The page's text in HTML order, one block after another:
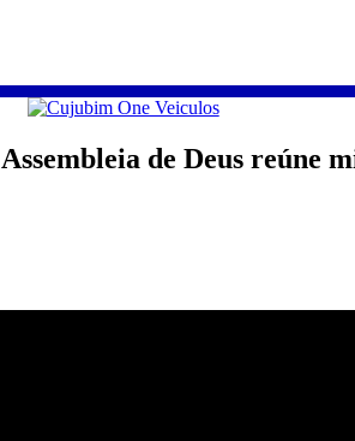
de Deus reúne